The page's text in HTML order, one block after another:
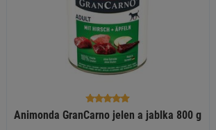
Animonda GranCarno jelen a jablka 800 g